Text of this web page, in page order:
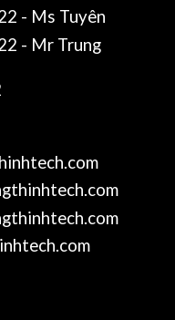
- Ms Tuyên
- Mr Trung